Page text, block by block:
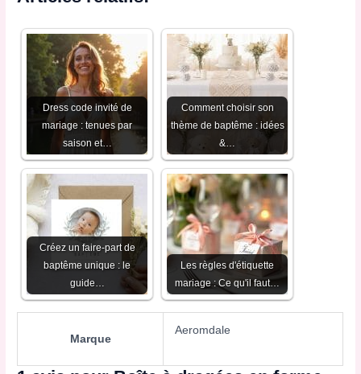
Dress code invité de
mariage : tenues par
saison et…
Comment choisir son
thème de baptême : idées
&…
Créez un faire-part de
baptême unique : le
guide…
Les règles d'étiquette
mariage : Ce qu'il faut…
Marque
Aeromdale